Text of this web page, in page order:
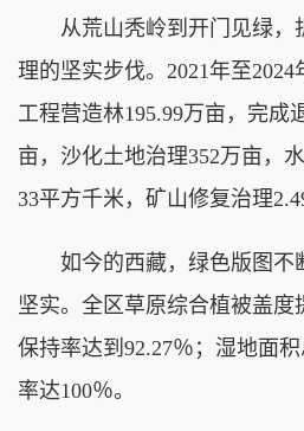
从荒山秃岭到开门见绿，
理的坚实步伐。2021年至
工程营造林195.99万亩，完成
亩，沙化土地治理352万亩，
33平方千米，矿山修复治理
如今的西藏，绿色版图不
坚实。全区草原综合植被盖度
保持率达到92.27％；湿地面
率达100％。